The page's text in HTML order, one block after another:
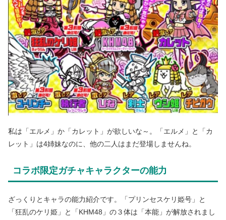
私は「エルメ」か「カレット」が欲しいな～。「エルメ」と「カ
レット」は4姉妹なのに、他の二人はまだ登場しませんね。
コラボ限定ガチャキャラクターの能力
ざっくりとキャラの能力紹介です。「プリンセスケリ姫号」と
「狂乱のケリ姫」と「KHM48」の３体は「本能」が解放されまし